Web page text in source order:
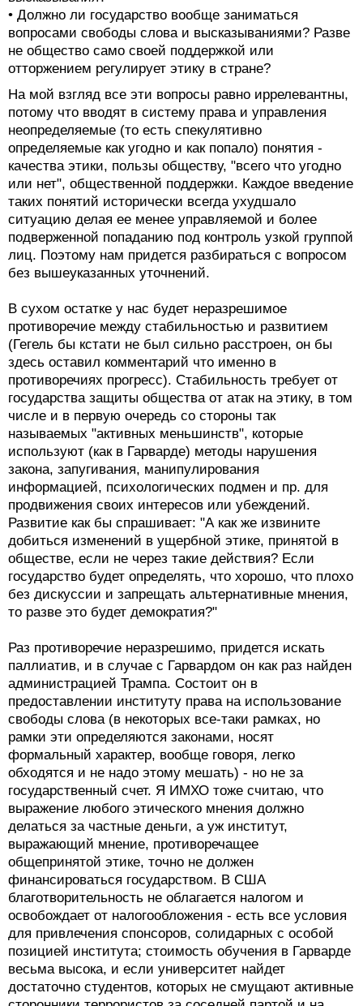
• Должно ли государство вообще заниматься
вопросами свободы слова и высказываниями? Разве
не общество само своей поддержкой или
отторжением регулирует этику в стране?
На мой взгляд все эти вопросы равно иррелевантны,
потому что вводят в систему права и управления
неопределяемые (то есть спекулятивно
определяемые как угодно и как попало) понятия -
качества этики, пользы обществу, "всего что угодно
или нет", общественной поддержки. Каждое введение
таких понятий исторически всегда ухудшало
ситуацию делая ее менее управляемой и более
подверженной попаданию под контроль узкой группой
лиц. Поэтому нам придется разбираться с вопросом
без вышеуказанных уточнений.
В сухом остатке у нас будет неразрешимое
противоречие между стабильностью и развитием
(Гегель бы кстати не был сильно расстроен, он бы
здесь оставил комментарий что именно в
противоречиях прогресс). Стабильность требует от
государства защиты общества от атак на этику, в том
числе и в первую очередь со стороны так
называемых "активных меньшинств", которые
используют (как в Гарварде) методы нарушения
закона, запугивания, манипулирования
информацией, психологических подмен и пр. для
продвижения своих интересов или убеждений.
Развитие как бы спрашивает: "А как же извините
добиться изменений в ущербной этике, принятой в
обществе, если не через такие действия? Если
государство будет определять, что хорошо, что плохо
без дискуссии и запрещать альтернативные мнения,
то разве это будет демократия?"
Раз противоречие неразрешимо, придется искать
паллиатив, и в случае с Гарвардом он как раз найден
администрацией Трампа. Состоит он в
предоставлении институту права на использование
свободы слова (в некоторых все-таки рамках, но
рамки эти определяются законами, носят
формальный характер, вообще говоря, легко
обходятся и не надо этому мешать) - но не за
государственный счет. Я ИМХО тоже считаю, что
выражение любого этического мнения должно
делаться за частные деньги, а уж институт,
выражающий мнение, противоречащее
общепринятой этике, точно не должен
финансироваться государством. В США
благотворительность не облагается налогом и
освобождает от налогообложения - есть все условия
для привлечения спонсоров, солидарных с особой
позицией института; стоимость обучения в Гарварде
весьма высока, и если университет найдет
достаточно студентов, которых не смущают активные